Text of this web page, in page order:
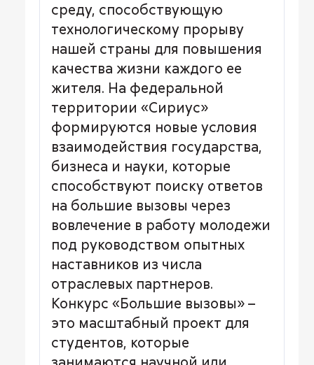
среду, способствующую
технологическому прорыву
нашей страны для повышения
качества жизни каждого ее
жителя. На федеральной
территории «Сириус»
формируются новые условия
взаимодействия государства,
бизнеса и науки, которые
способствуют поиску ответов
на большие вызовы через
вовлечение в работу молодежи
под руководством опытных
наставников из числа
отраслевых партнеров.
Конкурс «Большие вызовы» –
это масштабный проект для
студентов, которые